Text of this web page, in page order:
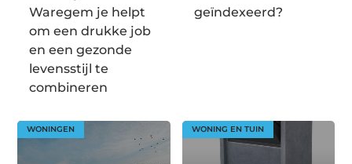
Waregem je helpt
om een drukke job
en een gezonde
levensstijl te
combineren
geïndexeerd?
WONINGEN WONING EN TUIN